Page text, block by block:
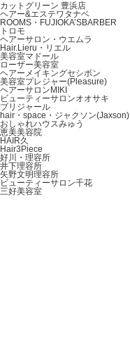
カットグリーン 豊浜店
ヘアー&エステワタナベ
ROOMS・FUJIOKA’SBARBER
トロモ
ヘアーサロン・ウエムラ
Hair.Lieru・リエル
美容室マドール
ローザー美容室
ヘアーメイキングセシボン
美容室プレジャー(Pleasure)
ヘアーサロンMIKI
ビューティーサロンオオサキ
ブリジャール
hair・space・ジャクソン(Jaxson)
おしゃれハウスみゅう
恵美美容院
HAIR久
Hair3Piece
好川・理容所
井下理容所
矢野文明理容所
ビューティーサロン千花
三好美容室